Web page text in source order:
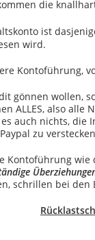
die
ist
wird.
Kontoführung,
gönnen wollen,
ALLES, also
auch nichts, die
zu
Kontoführung
schrillen bei den